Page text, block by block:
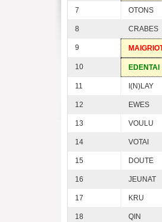
7 OTONS
8 CRABES
9
10 EDENTAI
11 I(N)LAY
12 EWES
13 VOULU
14 VOTAI
15 DOUTE
16 JEUNAT
17 KRU
18 QIN